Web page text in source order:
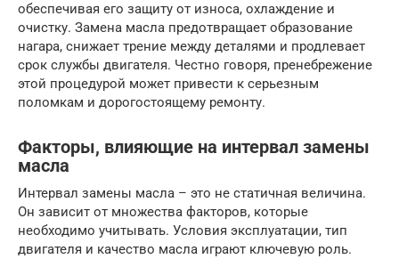
обеспечивая его защиту от износа, охлаждение и
очистку. Замена масла предотвращает образование
нагара, снижает трение между деталями и продлевает
срок службы двигателя. Честно говоря, пренебрежение
этой процедурой может привести к серьезным
поломкам и дорогостоящему ремонту.
Факторы, влияющие на интервал замены
масла
Интервал замены масла – это не статичная величина.
Он зависит от множества факторов, которые
необходимо учитывать. Условия эксплуатации, тип
двигателя и качество масла играют ключевую роль.